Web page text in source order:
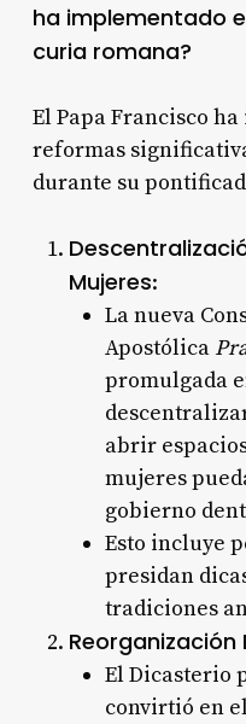
ha implementado
curia romana?
El Papa Francisco
reformas
durante su
Mujeres:
La nueva
Apostólica
promulgada
abrir
mujeres
gobierno
Esto incluye
presidan
tradiciones
Reorganización
El Dicasterio
convirtió en